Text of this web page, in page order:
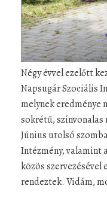
Négy évvel ezelőtt
Napsugár Szociális
melynek eredménye
sokrétű, színvonalas
Június utolsó
Intézmény, valamint
közös
rendeztek. Vidám,